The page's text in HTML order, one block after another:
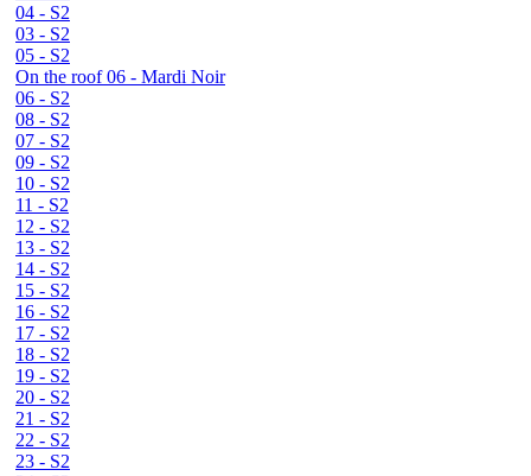
04 - S2
03 - S2
05 - S2
On the roof 06 - Mardi Noir
06 - S2
08 - S2
07 - S2
09 - S2
10 - S2
11 - S2
12 - S2
13 - S2
14 - S2
15 - S2
16 - S2
17 - S2
18 - S2
19 - S2
20 - S2
21 - S2
22 - S2
23 - S2